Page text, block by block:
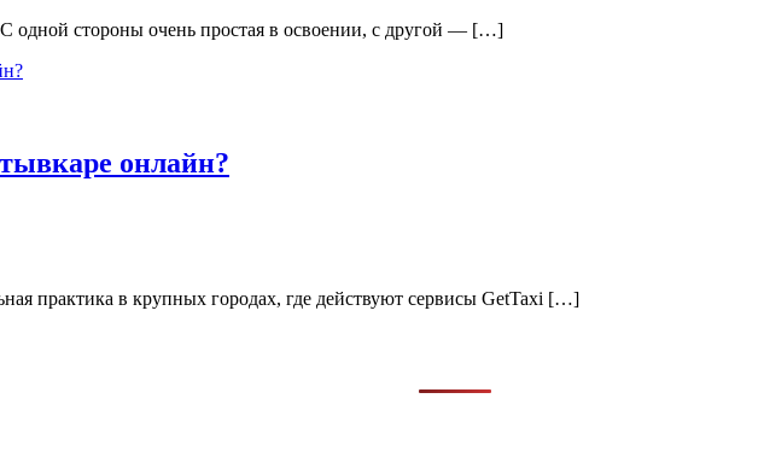
одной стороны очень простая в освоении, с другой — […]
онлайн?
практика в крупных городах, где действуют сервисы GetTaxi […]